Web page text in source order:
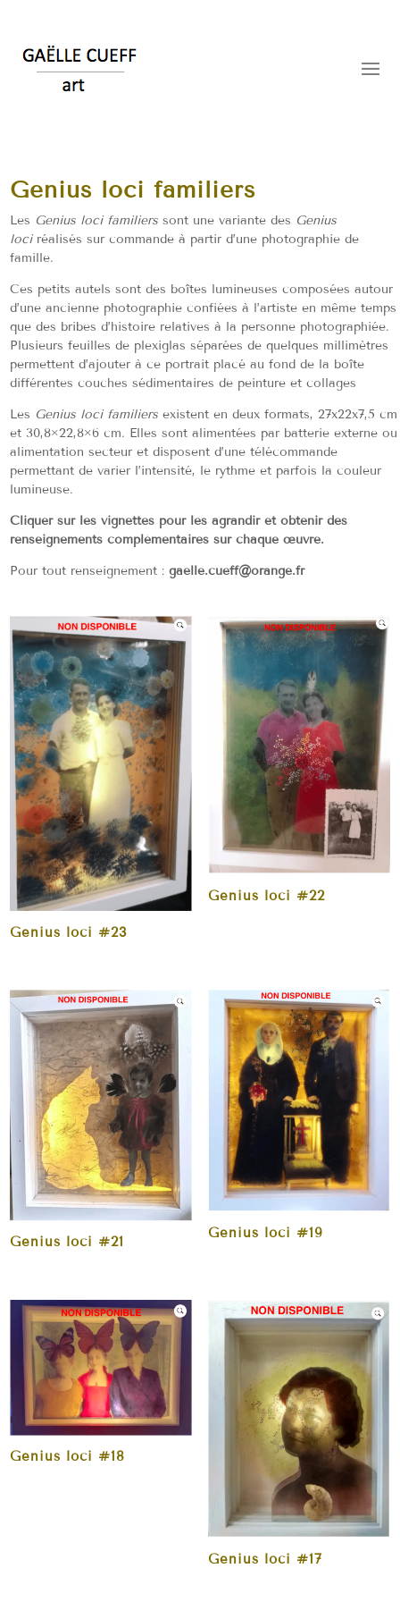
Genius loci familiers
Les Genius loci familiers sont une variante des Genius
loci réalisés sur commande à partir d’une photographie de
famille.
Ces petits autels sont des boîtes lumineuses composées autour
d’une ancienne photographie confiées à l’artiste en même temps
que des bribes d’histoire relatives à la personne photographiée.
Plusieurs feuilles de plexiglas séparées de quelques millimètres
permettent d’ajouter à ce portrait placé au fond de la boîte
différentes couches sédimentaires de peinture et collages
Les Genius loci familiers existent en deux formats, 27x22x7,5 cm
et 30,8×22,8×6 cm. Elles sont alimentées par batterie externe ou
alimentation secteur et disposent d’une télécommande
permettant de varier l’intensité, le rythme et parfois la couleur
lumineuse.
Cliquer sur les vignettes pour les agrandir et obtenir des
renseignements complémentaires sur chaque œuvre.
Pour tout renseignement : gaelle.cueff@orange.fr
Genius loci #23
Genius loci #22
Genius loci #21
Genius loci #19
Genius loci #18
Genius loci #17